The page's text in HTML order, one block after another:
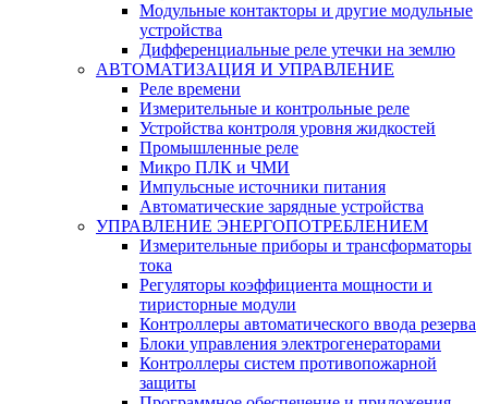
Модульные контакторы и другие модульные
устройства
Дифференциальные реле утечки на землю
АВТОМАТИЗАЦИЯ И УПРАВЛЕНИЕ
Реле времени
Измерительные и контрольные реле
Устройства контроля уровня жидкостей
Промышленные реле
Микро ПЛК и ЧМИ
Импульсные источники питания
Автоматические зарядные устройства
УПРАВЛЕНИЕ ЭНЕРГОПОТРЕБЛЕНИЕМ
Измерительные приборы и трансформаторы
тока
Регуляторы коэффициента мощности и
тиристорные модули
Контроллеры автоматического ввода резерва
Блоки управления электрогенераторами
Контроллеры систем противопожарной
защиты